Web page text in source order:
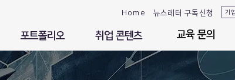
Home 뉴스레터 구독신청 기
포트폴리오 취업 콘텐츠 교육 문의
교육 문의